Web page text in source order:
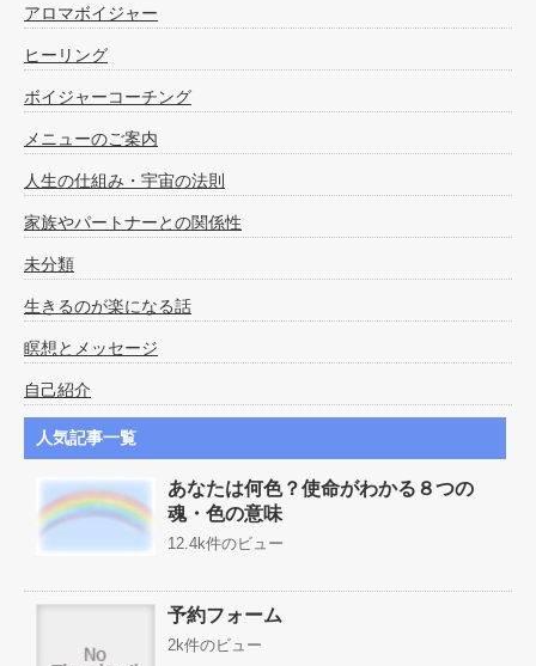
アロマボイジャー
ヒーリング
ボイジャーコーチング
メニューのご案内
人生の仕組み・宇宙の法則
家族やパートナーとの関係性
未分類
生きるのが楽になる話
瞑想とメッセージ
自己紹介
人気記事一覧
あなたは何色？使命がわかる８つの
魂・色の意味
12.4k件のビュー
予約フォーム
2k件のビュー